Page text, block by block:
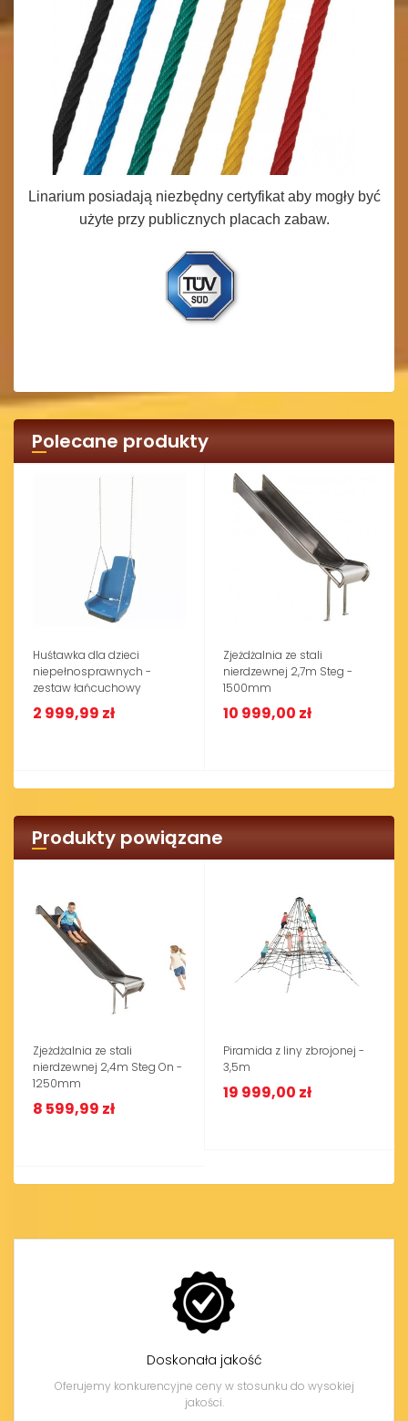
Linarium posiadają niezbędny certyfikat aby mogły być
użyte przy publicznych placach zabaw.
Polecane produkty
Huśtawka dla dzieci
niepełnosprawnych -
zestaw łańcuchowy
2 999,99 zł
Zjeżdżalnia ze stali
nierdzewnej 2,7m Steg -
1500mm
10 999,00 zł
Produkty powiązane
Zjeżdżalnia ze stali
nierdzewnej 2,4m Steg On -
1250mm
8 599,99 zł
Piramida z liny zbrojonej -
3,5m
19 999,00 zł
Doskonała jakość
Oferujemy konkurencyjne ceny w stosunku do wysokiej
jakości.